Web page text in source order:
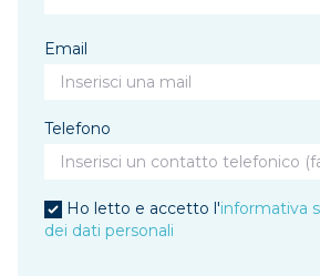
Email
Telefono
Ho letto e accetto l'informativa
dei dati personali